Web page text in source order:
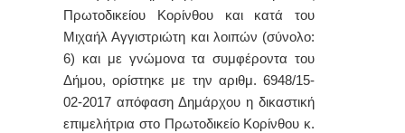
Πρωτοδικείου Κορίνθου και κατά του
Μιχαήλ Αγγιστριώτη και λοιπών (σύνολο:
6) και με γνώμονα τα συμφέροντα του
Δήμου, ορίστηκε με την αριθμ. 6948/15-
02-2017 απόφαση Δημάρχου η δικαστική
επιμελήτρια στο Πρωτοδικείο Κορίνθου κ.